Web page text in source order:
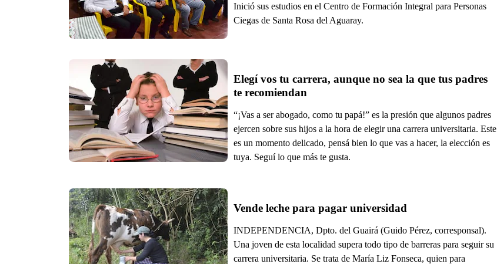
Inició sus estudios en el Centro de Formación Integral para Personas
Ciegas de Santa Rosa del Aguaray.
Elegí vos tu carrera, aunque no sea la que tus padres
te recomiendan
“¡Vas a ser abogado, como tu papá!” es la presión que algunos padres
ejercen sobre sus hijos a la hora de elegir una carrera universitaria. Este
es un momento delicado, pensá bien lo que vas a hacer, la elección es
tuya. Seguí lo que más te gusta.
Vende leche para pagar universidad
INDEPENDENCIA, Dpto. del Guairá (Guido Pérez, corresponsal).
Una joven de esta localidad supera todo tipo de barreras para seguir su
carrera universitaria. Se trata de María Liz Fonseca, quien para